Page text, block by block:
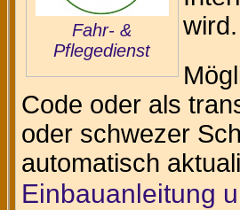
Fahr- &
Pflegedienst
wird.
Code oder als
oder schwezer
automatisch
Einbauanleitung